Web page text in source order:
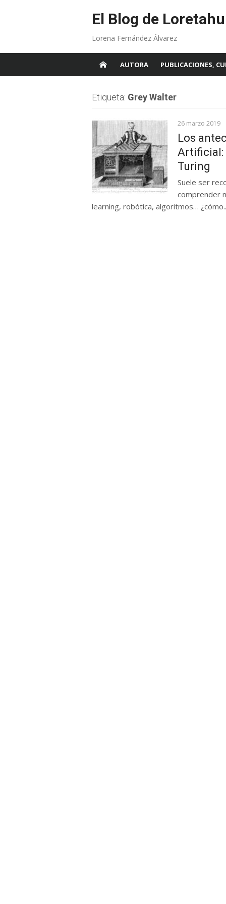
El Blog de
Lorena Fernández Álvarez
AUTORA PUBLICACIONES,
Etiqueta: Grey Walter
26 marzo 2019
Los
Artificial:
Turing
Suele ser
comprender
learning, robótica, algoritmos…